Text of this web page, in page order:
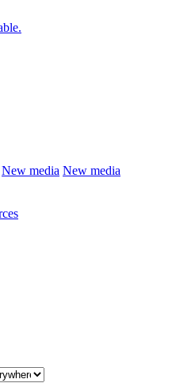
New media New media